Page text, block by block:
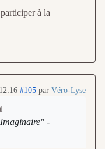
à la
#105 par Véro-Lyse
-